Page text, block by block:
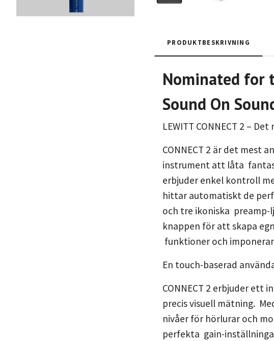
PRODUKTBESKRIVNING
Nominated for
Sound On
LEWITT CONNECT 2 –
CONNECT 2 är det mest
instrument att låta
erbjuder enkel kontroll
hittar automatiskt de
och tre ikoniska preamp-
knappen för att skapa
funktioner och
En touch-baserad
CONNECT 2 erbjuder
precis visuell mätning.
nivåer för hörlurar och
perfekta gain-